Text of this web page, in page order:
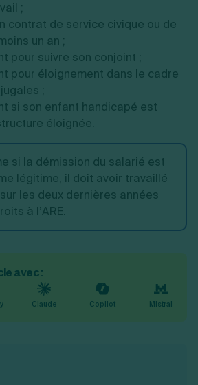
;
contrat de service civique ou de
un an ;
pour suivre son conjoint ;
pour éloignement dans le cadre
;
si son enfant handicapé est
éloignée.
si la démission du salarié est
légitime, il doit avoir travaillé
les deux dernières années
à l’ARE.
avec :
Claude Copilot Mistral